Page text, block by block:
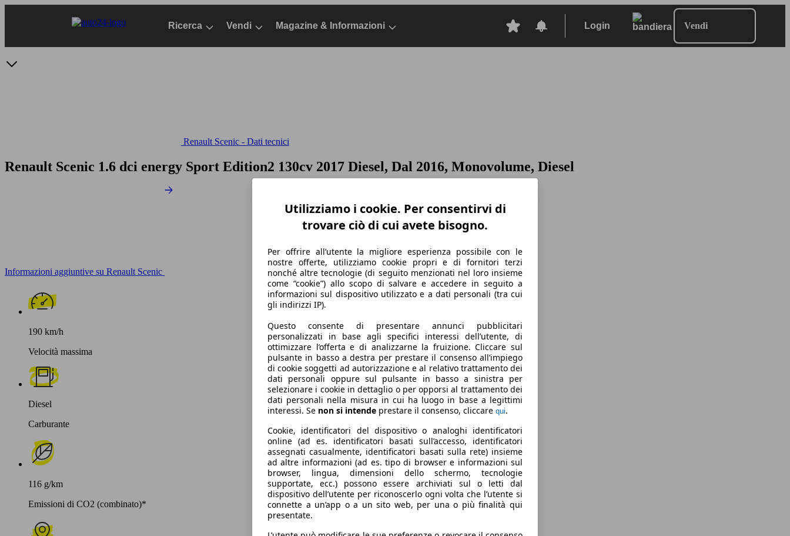
Ricerca Vendi Magazine & Informazioni Login Vendi
Renault Scenic - Dati tecnici
Renault Scenic 1.6 dci energy Sport Edition2 130cv 2017 Diesel, Dal 2016, Monovolume, Diesel
Informazioni aggiuntive su Renault Scenic
190 km/h
Velocità massima
Diesel
Carburante
116 g/km
Emissioni di CO2 (combinato)*
Utilizziamo i cookie. Per consentirvi di
trovare ciò di cui avete bisogno.
Per offrire all’utente la migliore esperienza possibile con le
nostre offerte, utilizziamo cookie propri e di fornitori terzi
nonché altre tecnologie (di seguito menzionati nel loro insieme
come “cookie”) allo scopo di salvare e accedere in seguito a
informazioni sul dispositivo utilizzato e a dati personali (tra cui
gli indirizzi IP).
Questo consente di presentare annunci pubblicitari
personalizzati in base agli specifici interessi dell’utente, di
ottimizzare l’offerta e di analizzarne la fruizione. Cliccare sul
pulsante in basso a destra per prestare il consenso all’impiego
di cookie soggetti ad autorizzazione e al relativo trattamento dei
dati personali oppure sul pulsante in basso a sinistra per
selezionare i cookie in dettaglio o per opporsi al trattamento dei
dati personali nella misura in cui ha luogo in base a legittimi
interessi. Se non si intende prestare il consenso, cliccare qui.
Cookie, identificatori del dispositivo o analoghi identificatori
online (ad es. identificatori basati sull’accesso, identificatori
assegnati casualmente, identificatori basati sulla rete) insieme
ad altre informazioni (ad es. tipo di browser e informazioni sul
browser, lingua, dimensioni dello schermo, tecnologie
supportate, ecc.) possono essere archiviati sul o letti dal
dispositivo dell’utente per riconoscerlo ogni volta che l’utente si
connette a un’app o a un sito web, per una o più finalità qui
presentate.